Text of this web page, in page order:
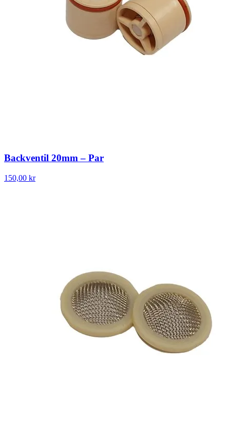
Backventil 20mm – Par
150,00 kr